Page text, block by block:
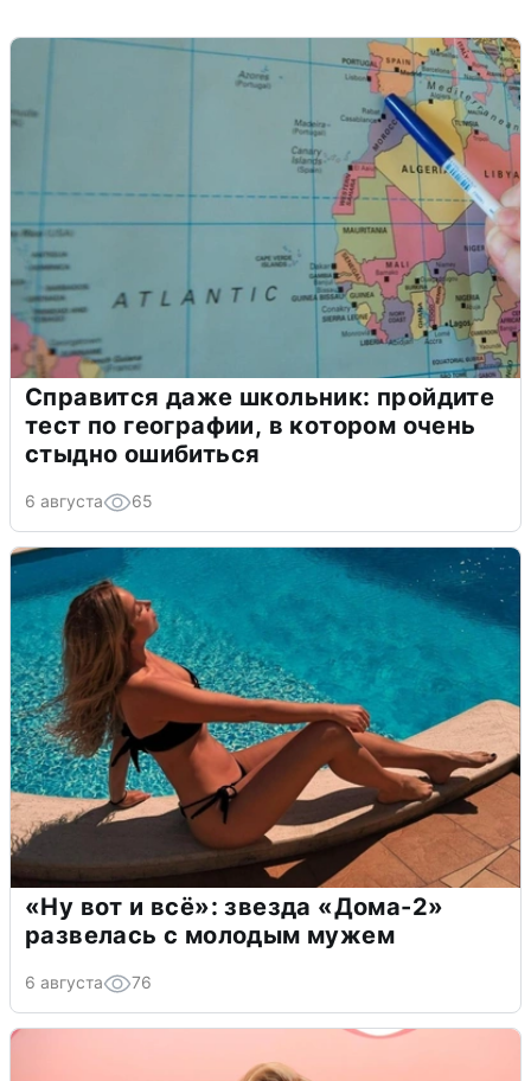
Справится даже школьник: пройдите
тест по географии, в котором очень
стыдно ошибиться
6 августа 65
«Ну вот и всё»: звезда «Дома-2»
развелась с молодым мужем
6 августа 76